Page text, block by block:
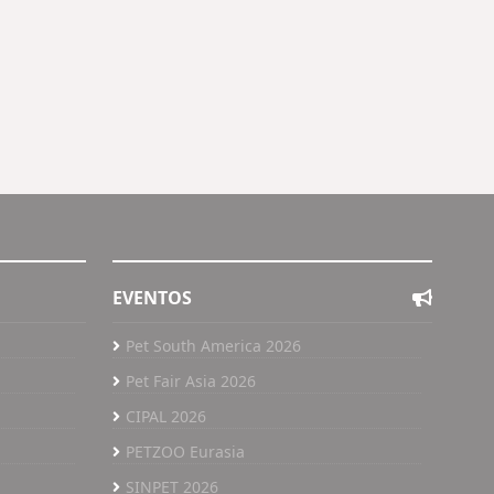
EVENTOS
Pet South America 2026
Pet Fair Asia 2026
CIPAL 2026
PETZOO Eurasia
SINPET 2026